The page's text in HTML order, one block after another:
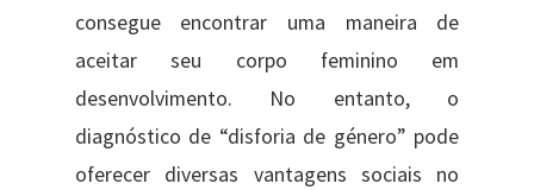
consegue encontrar uma maneira de
aceitar seu corpo feminino em
desenvolvimento. No entanto, o
diagnóstico de “disforia de género” pode
oferecer diversas vantagens sociais no